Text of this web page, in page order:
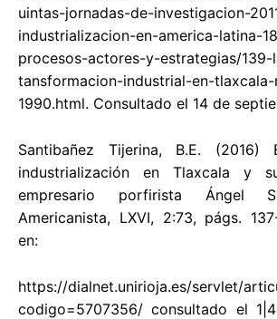
uintas-jornadas-de-investigacion-
industrializacion-en-america-latina-
procesos-actores-y-estrategias/139-
tansformacion-industrial-en-
1990.html. Consultado el 14 de
Santibañez Tijerina, B.E.
industrialización en Tlaxcala y
empresario porfirista Ángel
Americanista, LXVI, 2:73, págs.
en:
https://dialnet.unirioja.es/servlet/
codigo=5707356/ consultado el